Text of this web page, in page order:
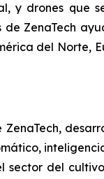
y drones que
ZenaTech
del Norte,
del